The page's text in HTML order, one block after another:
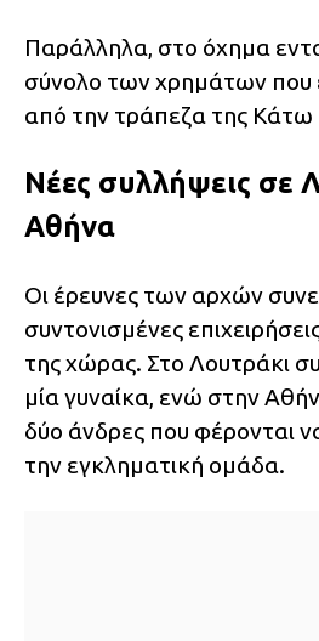
Παράλληλα, στο όχημα
σύνολο των χρημάτων που
από την τράπεζα της Κάτω
Νέες συλλήψεις σε
Αθήνα
Οι έρευνες των αρχών
συντονισμένες
της χώρας. Στο Λουτράκι
μία γυναίκα, ενώ στην
δύο άνδρες που φέρονται
την εγκληματική ομάδα.